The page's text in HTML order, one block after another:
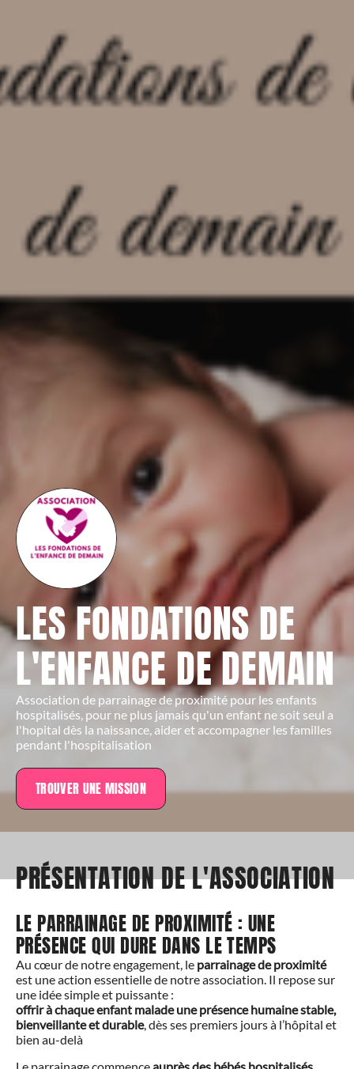
LES FONDATIONS DE
L'ENFANCE DE DEMAIN
Association de parrainage de proximité pour les enfants
hospitalisés, pour ne plus jamais qu'un enfant ne soit seul a
l'hopital dès la naissance, aider et accompagner les familles
pendant l'hospitalisation
TROUVER UNE MISSION
PRÉSENTATION DE L'ASSOCIATION
LE PARRAINAGE DE PROXIMITÉ : UNE
PRÉSENCE QUI DURE DANS LE TEMPS
Au cœur de notre engagement, le parrainage de proximité
est une action essentielle de notre association. Il repose sur
une idée simple et puissante :
offrir à chaque enfant malade une présence humaine stable,
bienveillante et durable, dès ses premiers jours à l’hôpital et
bien au-delà